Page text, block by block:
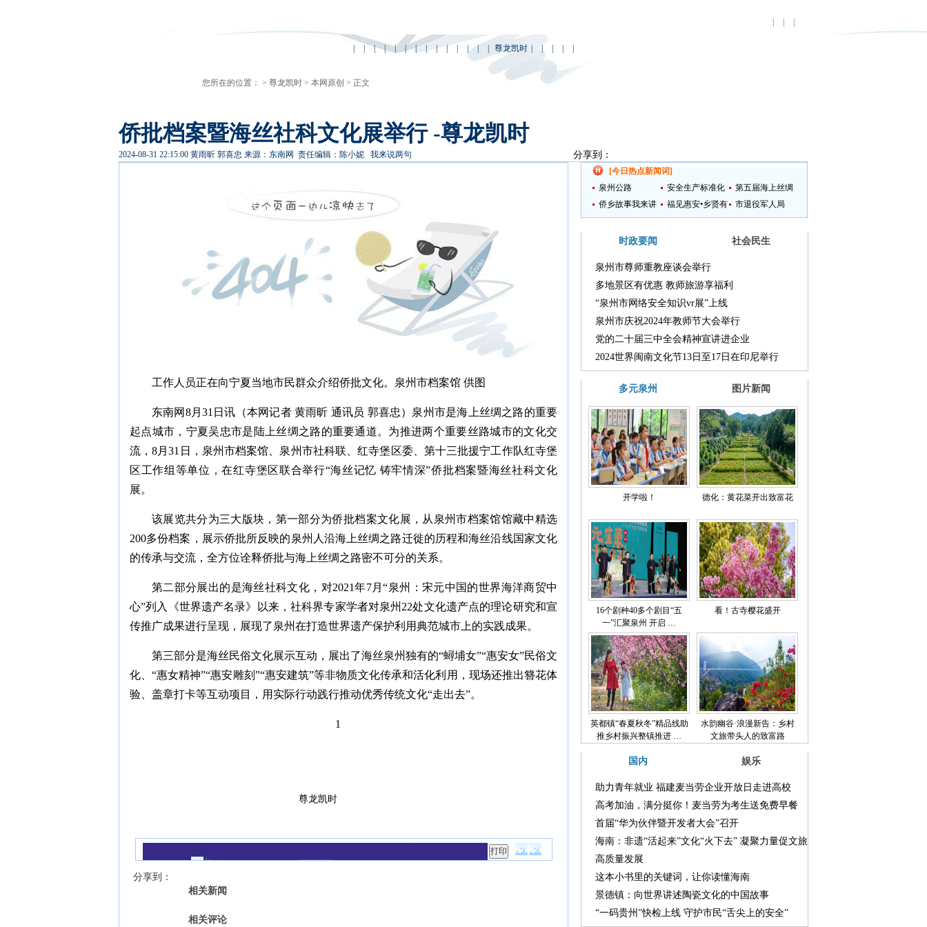
| | | 尊龙凯时
您所在的位置： > 尊龙凯时 > 本网原创 > 正文
侨批档案暨海丝社科文化展举行 -尊龙凯时
2024-08-31 22:15:00 黄雨昕 郭喜忠 来源：东南网 责任编辑：陈小妮 我来说两句 分享到：
工作人员正在向宁夏当地市民群众介绍侨批文化。泉州市档案馆 供图
东南网8月31日讯（本网记者 黄雨昕 通讯员 郭喜忠）泉州市是海上丝绸之路的重要
起点城市，宁夏吴忠市是陆上丝绸之路的重要通道。为推进两个重要丝路城市的文化交
流，8月31日，泉州市档案馆、泉州市社科联、红寺堡区委、第十三批援宁工作队红寺堡
区工作组等单位，在红寺堡区联合举行“海丝记忆 铸牢情深”侨批档案暨海丝社科文化
展。
该展览共分为三大版块，第一部分为侨批档案文化展，从泉州市档案馆馆藏中精选
200多份档案，展示侨批所反映的泉州人沿海上丝绸之路迁徙的历程和海丝沿线国家文化
的传承与交流，全方位诠释侨批与海上丝绸之路密不可分的关系。
第二部分展出的是海丝社科文化，对2021年7月“泉州：宋元中国的世界海洋商贸中
心”列入《世界遗产名录》以来，社科界专家学者对泉州22处文化遗产点的理论研究和宣
传推广成果进行呈现，展现了泉州在打造世界遗产保护利用典范城市上的实践成果。
第三部分是海丝民俗文化展示互动，展出了海丝泉州独有的“蟳埔女”“惠安女”民俗文
化、“惠女精神”“惠安雕刻”“惠安建筑”等非物质文化传承和活化利用，现场还推出簪花体
验、盖章打卡等互动项目，用实际行动践行推动优秀传统文化“走出去”。
1
尊龙凯时
分享到：
相关新闻
相关评论
[今日热点新闻词]
泉州公路
安全生产标准化
提升
第五届海上丝绸
之路国际艺术节
侨乡故事我来讲
福见惠安•乡贤有
为
市退役军人局
时政要闻 社会民生
泉州市尊师重教座谈会举行
多地景区有优惠 教师旅游享福利
“泉州市网络安全知识vr展”上线
泉州市庆祝2024年教师节大会举行
党的二十届三中全会精神宣讲进企业
2024世界闽南文化节13日至17日在印尼举行
多元泉州 图片新闻
开学啦！ 德化：黄花菜开出致富花
16个剧种40多个剧目“五
一”汇聚泉州 开启 …
看！古寺樱花盛开
英都镇“春夏秋冬”精品线助
推乡村振兴整镇推进 …
水韵幽谷·浪漫新告：乡村
文旅带头人的致富路
国内 娱乐
助力青年就业 福建麦当劳企业开放日走进高校
高考加油，满分挺你！麦当劳为考生送免费早餐
首届“华为伙伴暨开发者大会”召开
海南：非遗“活起来”文化“火下去” 凝聚力量促文旅
高质量发展
这本小书里的关键词，让你读懂海南
景德镇：向世界讲述陶瓷文化的中国故事
“一码贵州”快检上线 守护市民“舌尖上的安全”